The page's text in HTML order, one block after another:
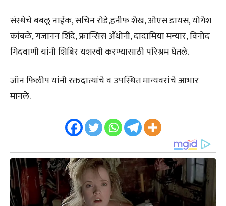
संस्थेचे बबलू नाईक, सचिन रोडे,हनीफ शेख, ओएस डायस, योगेश
कांबळे, गजानन शिंदे, फ्रान्सिस अँथोनी, दादामिया मन्यार, विनोद
गिदवाणी यांनी शिबिर यशस्वी करण्यासाठी परिश्रम घेतले.
जॉन फिलीप यांनी रक्तदात्यांचे व उपस्थित मान्यवरांचे आभार
मानले.